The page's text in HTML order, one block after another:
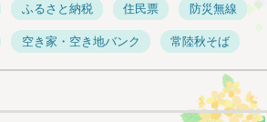
ふるさと納税 住民票 防災無線
空き家・空き地バンク 常陸秋そば